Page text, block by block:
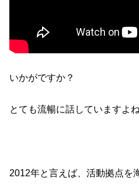
いかがですか？
とても流暢に話していますよね
2012年と言えば、活動拠点を